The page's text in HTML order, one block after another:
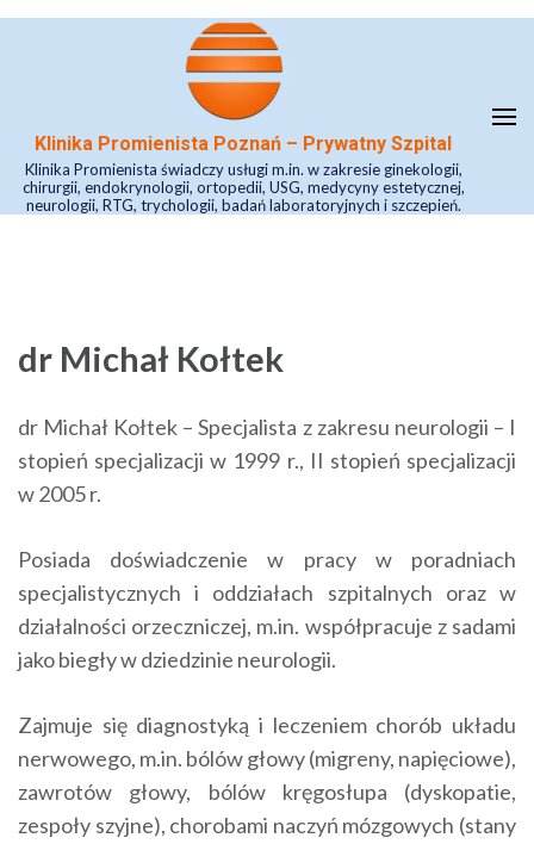
Skip
Enter)Klinika Promienista Poznań – Prywatny Szpital
Klinika Promienista świadczy usługi m.in. w zakresie ginekologii,
chirurgii, endokrynologii, ortopedii, USG, medycyny estetycznej,
neurologii, RTG, trychologii, badań laboratoryjnych i szczepień.
dr Michał Kołtek
dr Michał Kołtek – Specjalista z zakresu neurologii – I
stopień specjalizacji w 1999 r., II stopień specjalizacji
w 2005 r.
Posiada doświadczenie w pracy w poradniach
specjalistycznych i oddziałach szpitalnych oraz w
działalności orzeczniczej, m.in. współpracuje z sadami
jako biegły w dziedzinie neurologii.
Zajmuje się diagnostyką i leczeniem chorób układu
nerwowego, m.in. bólów głowy (migreny, napięciowe),
zawrotów głowy, bólów kręgosłupa (dyskopatie,
zespoły szyjne), chorobami naczyń mózgowych (stany